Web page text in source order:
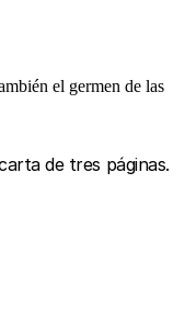
el germen de las
de tres páginas.